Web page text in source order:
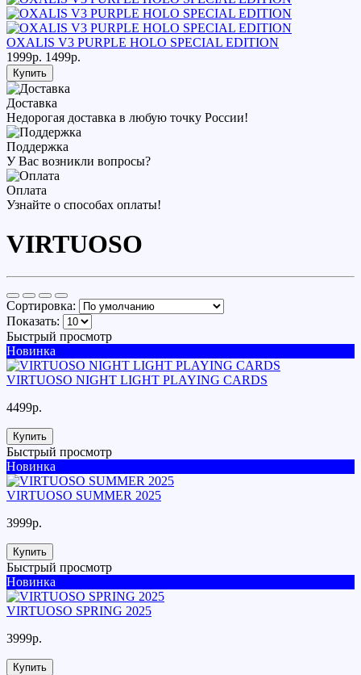
OXALIS V3 PURPLE HOLO SPECIAL EDITION
1999р. 1499р.
Купить
Доставка
Недорогая доставка в любую точку России!
Поддержка
У Вас возникли вопросы?
Оплата
Узнайте о способах оплаты!
VIRTUOSO
Сортировка:
Показать:
Быстрый просмотр
Новинка
VIRTUOSO NIGHT LIGHT PLAYING CARDS
4499р.
Купить
Быстрый просмотр
Новинка
VIRTUOSO SUMMER 2025
3999р.
Купить
Быстрый просмотр
Новинка
VIRTUOSO SPRING 2025
3999р.
Купить